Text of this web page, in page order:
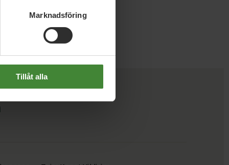
Marknadsföring
Tillåt alla